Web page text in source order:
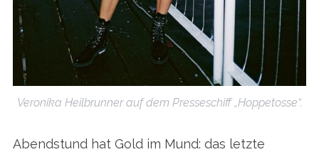
Veronika Heilbrunner auf dem Presseschiff „Hoppetosse“.
Abendstund hat Gold im Mund: das letzte